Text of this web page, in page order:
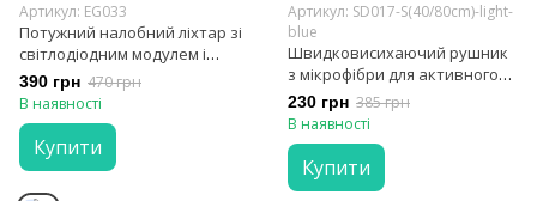
Артикул: EG033
Потужний налобний ліхтар зі
світлодіодним модулем і
водонепроникним корпусом
KENSUN
390 грн 470 грн
В наявності
Купити
Артикул: SD017-S(40/80cm)-light-
blue
Швидковисихаючий рушник
з мікрофібри для активного
способу життя
230 грн 385 грн
В наявності
Купити